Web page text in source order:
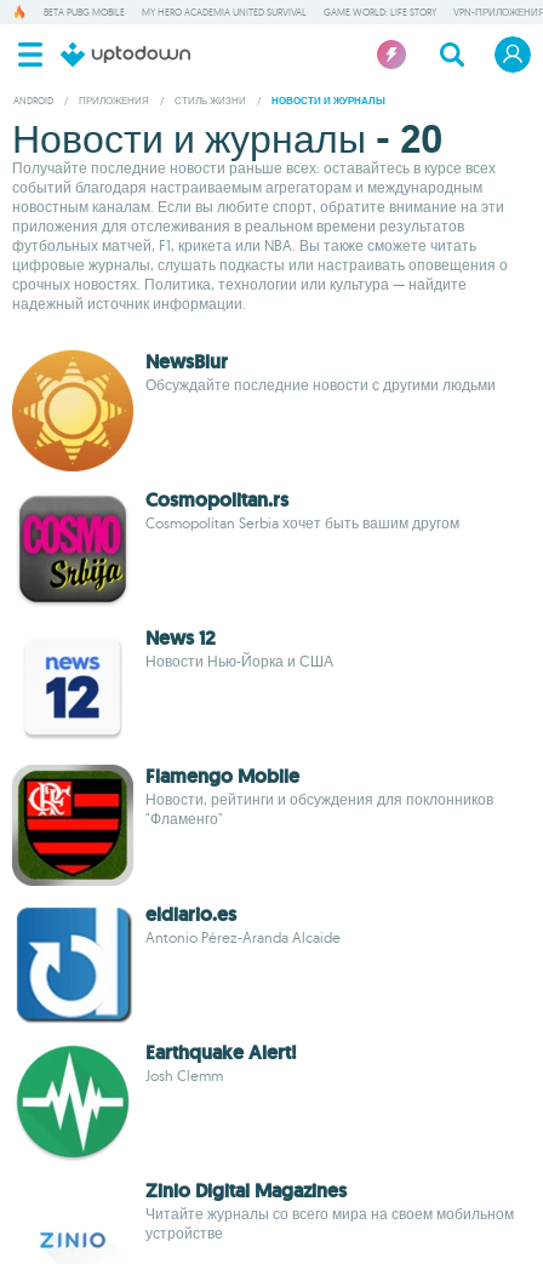
BETA PUBG MOBILE MY HERO ACADEMIA UNITED SURVIVAL GAME WORLD: LIFE STORY VPN-
ANDROID / ПРИЛОЖЕНИЯ / СТИЛЬ ЖИЗНИ / НОВОСТИ И ЖУРНАЛЫ
Новости и журналы - 20
Получайте последние новости раньше всех: оставайтесь в курсе всех
событий благодаря настраиваемым агрегаторам и международным
новостным каналам. Если вы любите спорт, обратите внимание на эти
приложения для отслеживания в реальном времени результатов
футбольных матчей, F1, крикета или NBA. Вы также сможете читать
цифровые журналы, слушать подкасты или настраивать оповещения о
срочных новостях. Политика, технологии или культура — найдите
надежный источник информации.
NewsBlur
Обсуждайте последние новости с другими людьми
Cosmopolitan.rs
Cosmopolitan Serbia хочет быть вашим другом
News 12
Новости Нью-Йорка и США
Flamengo Mobile
Новости, рейтинги и обсуждения для поклонников
"Фламенго"
eldiario.es
Antonio Pérez-Aranda Alcaide
Earthquake Alert!
Josh Clemm
Zinio Digital Magazines
Читайте журналы со всего мира на своем мобильном
устройстве